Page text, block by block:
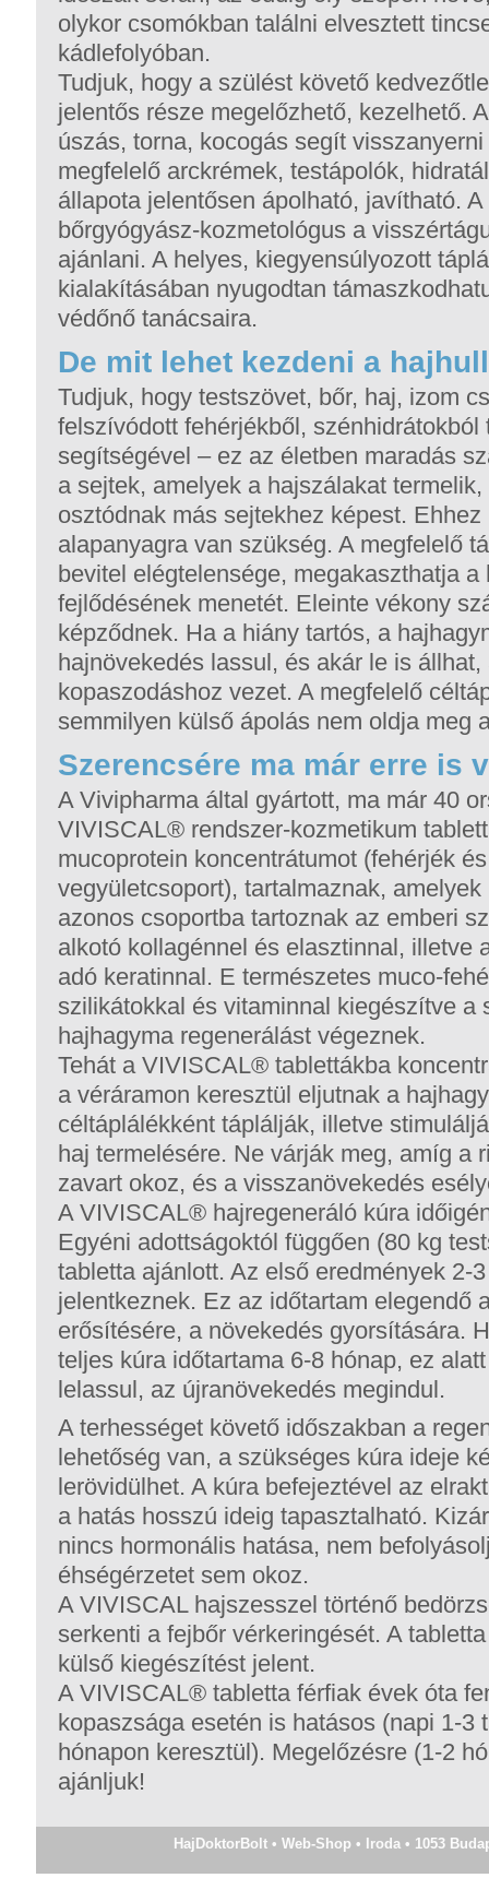
olykor csomókban találni elvesztett
kádlefolyóban.
Tudjuk, hogy a szülést követő
jelentős része megelőzhető, kezelhető.
úszás, torna, kocogás segít
megfelelő arckrémek, testápolók,
állapota jelentősen ápolható, javítható.
bőrgyógyász-kozmetológus a
ajánlani. A helyes, kiegyensúlyozott
kialakításában nyugodtan
védőnő tanácsaira.
De mit lehet kezdeni a
Tudjuk, hogy testszövet, bőr, haj, izom
felszívódott fehérjékből,
segítségével – ez az életben maradás
a sejtek, amelyek a hajszálakat
osztódnak más sejtekhez képest.
alapanyagra van szükség. A megfelelő
bevitel elégtelensége, megakaszthatja a
fejlődésének menetét. Eleinte vékony
képződnek. Ha a hiány tartós, a
hajnövekedés lassul, és akár le is
kopaszodáshoz vezet. A megfelelő
semmilyen külső ápolás nem oldja meg
Szerencsére ma már erre is
A Vivipharma által gyártott, ma már 40
VIVISCAL® rendszer-kozmetikum
mucoprotein koncentrátumot (fehérjék
vegyületcsoport), tartalmaznak,
azonos csoportba tartoznak az emberi
alkotó kollagénnel és elasztinnal, illetve
adó keratinnal. E természetes muco-
szilikátokkal és vitaminnal kiegészítve a
hajhagyma regenerálást végeznek.
Tehát a VIVISCAL® tablettákba
a véráramon keresztül eljutnak a
céltáplálékként táplálják, illetve
haj termelésére. Ne várják meg, amíg a
zavart okoz, és a visszanövekedés
A VIVISCAL® hajregeneráló kúra
Egyéni adottságoktól függően (80 kg
tabletta ajánlott. Az első eredmények 2-
jelentkeznek. Ez az időtartam elegendő
erősítésére, a növekedés gyorsítására.
teljes kúra időtartama 6-8 hónap, ez
lelassul, az újranövekedés megindul.
A terhességet követő időszakban a
lehetőség van, a szükséges kúra ideje
lerövidülhet. A kúra befejeztével az
a hatás hosszú ideig tapasztalható.
nincs hormonális hatása, nem
éhségérzetet sem okoz.
A VIVISCAL hajszesszel történő
serkenti a fejbőr vérkeringését. A
külső kiegészítést jelent.
A VIVISCAL® tabletta férfiak évek óta
kopaszsága esetén is hatásos (napi 1-3
hónapon keresztül). Megelőzésre (1-2
ajánljuk!
HajDoktorBolt • Web-Shop • Iroda • 1053